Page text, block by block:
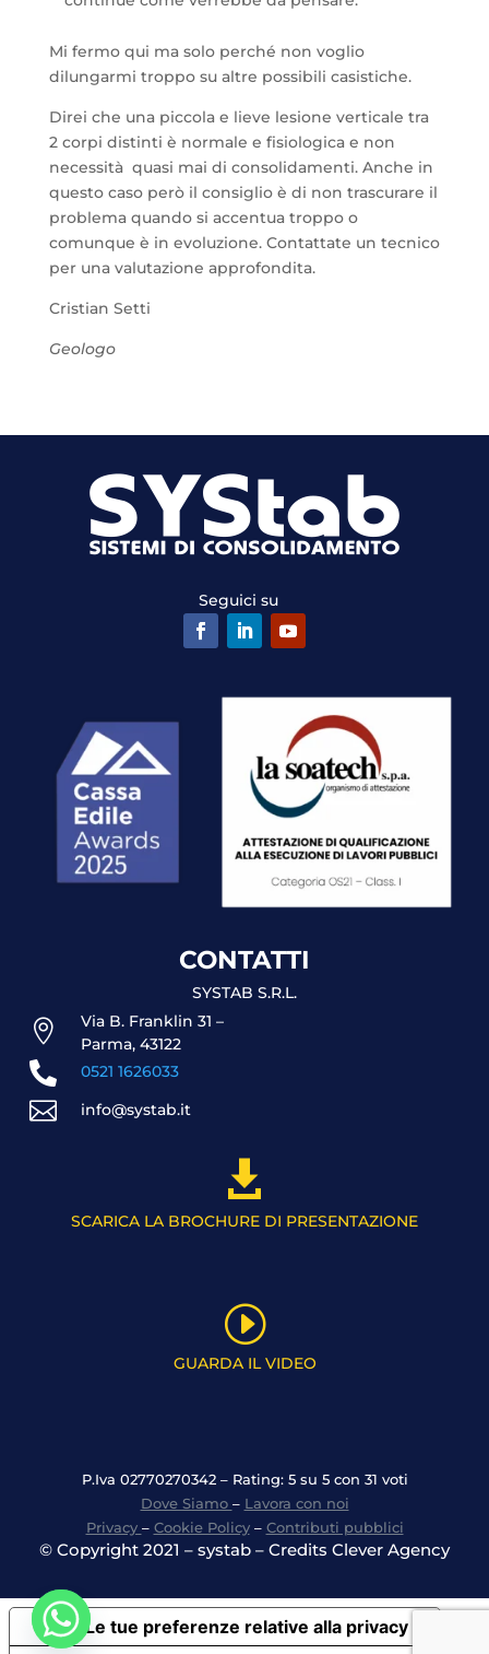
Mi fermo qui ma solo perché non voglio
dilungarmi troppo su altre possibili casistiche.
Direi che una piccola e lieve lesione verticale tra
2 corpi distinti è normale e fisiologica e non
necessità quasi mai di consolidamenti. Anche in
questo caso però il consiglio è di non trascurare il
problema quando si accentua troppo o
comunque è in evoluzione. Contattate un tecnico
per una valutazione approfondita.
Cristian Setti
Geologo
Seguici su
CONTATTI
SYSTAB S.R.L.

Via B. Franklin 31 –
Parma, 43122
 0521 1626033
 info@systab.it

SCARICA LA BROCHURE DI PRESENTAZIONE
I
GUARDA IL VIDEO
P.Iva 02770270342 – Rating: 5 su 5 con 31 voti
Dove Siamo – Lavora con noi
Privacy – Cookie Policy– Contributi pubblici
© Copyright 2021 – systab – Credits Clever Agency
Le tue preferenze relative alla privacy